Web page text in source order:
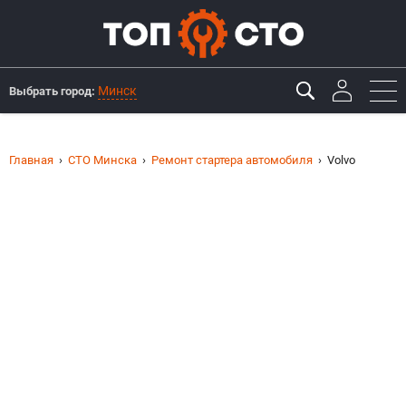
Выбрать город: Минск
Главная СТО Минска Ремонт стартера автомобиля Volvo